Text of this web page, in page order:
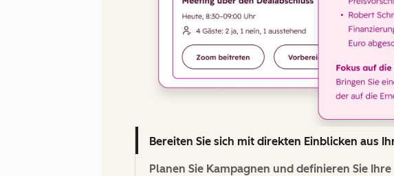
Bereiten Sie sich mit direkten Einblicken aus
Planen Sie Kampagnen und definieren Sie